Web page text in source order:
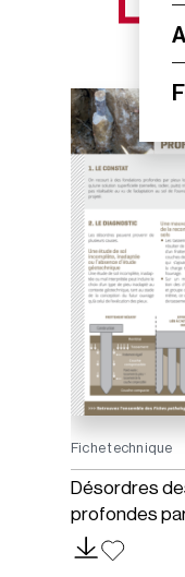
Fiche technique
Désordres
profondes